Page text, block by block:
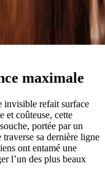
maximale
invisible refait surface
et coûteuse, cette
portée par un
sa dernière ligne
ont entamé une
l’un des plus beaux